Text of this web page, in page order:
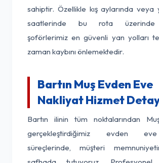
sahiptir. Özellikle kış aylarında
saatlerinde bu rota üzerinde
şoförlerimiz en güvenli yan yolları
zaman kaybını önlemektedir.
Bartın Muş Evden Eve
Nakliyat Hizmet
Bartın ilinin tüm noktalarından
gerçekleştirdiğimiz evden
süreçlerinde, müşteri